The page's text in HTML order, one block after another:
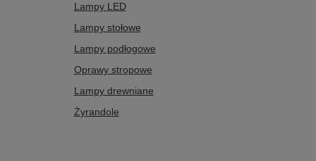
Lampy LED
Lampy stołowe
Lampy podłogowe
Oprawy stropowe
Lampy drewniane
Żyrandole